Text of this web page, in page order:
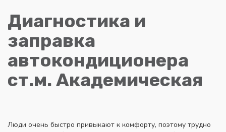
Диагностика и
заправка
автокондиционера
ст.м. Академическая
Люди очень быстро привыкают к комфорту, поэтому трудно